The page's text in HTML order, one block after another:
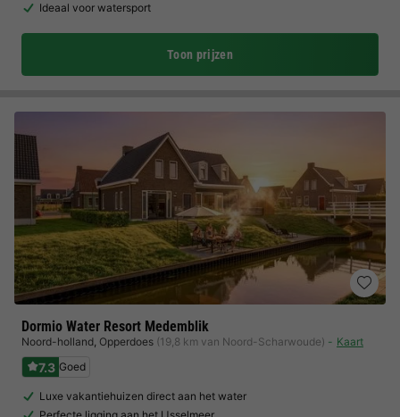
Ideaal voor watersport
Toon prijzen
Dormio Water Resort Medemblik
Noord-holland, Opperdoes (19,8 km van Noord-Scharwoude) Kaart
7.3 Goed
Luxe vakantiehuizen direct aan het water